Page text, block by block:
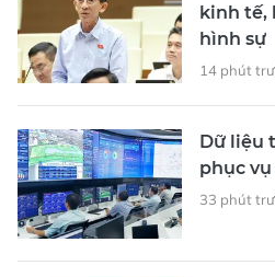
kinh tế,
hình sự
14 phút
Dữ liệu
phục
33 phút